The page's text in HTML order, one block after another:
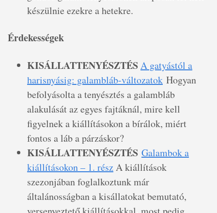
készülnie ezekre a hetekre.
Érdekességek
KISÁLLATTENYÉSZTÉSA gatyástól a
harisnyásig: galambláb-változatok Hogyan
befolyásolta a tenyésztés a galambláb
alakulását az egyes fajtáknál, mire kell
figyelnek a kiállításokon a bírálok, miért
fontos a láb a párzáskor?
KISÁLLATTENYÉSZTÉS Galambok a
kiállításokon – 1. részA kiállítások
szezonjában foglalkoztunk már
általánosságban a kisállatokat bemutató,